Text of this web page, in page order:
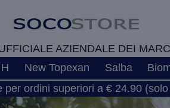
AZIENDALE DEI
New Topexan Salba
per ordini superiori a € 24.90